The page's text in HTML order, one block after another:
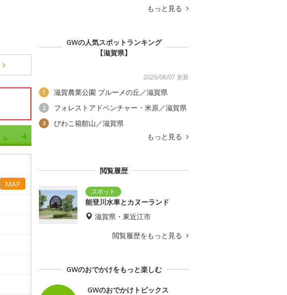
MAP
もっと見る
GWの人気スポットランキング
【滋賀県】
2026/08/07 更新
1 滋賀農業公園 ブルーメの丘／滋賀県
2 フォレストアドベンチャー・米原／滋賀県
3
びわこ箱館山／滋賀県
もっと見る
閲覧履歴
能登川水車とカヌーランド
滋賀県・東近江市
閲覧履歴をもっと見る
GWのおでかけをもっと楽しむ
GWのおでかけトピックス